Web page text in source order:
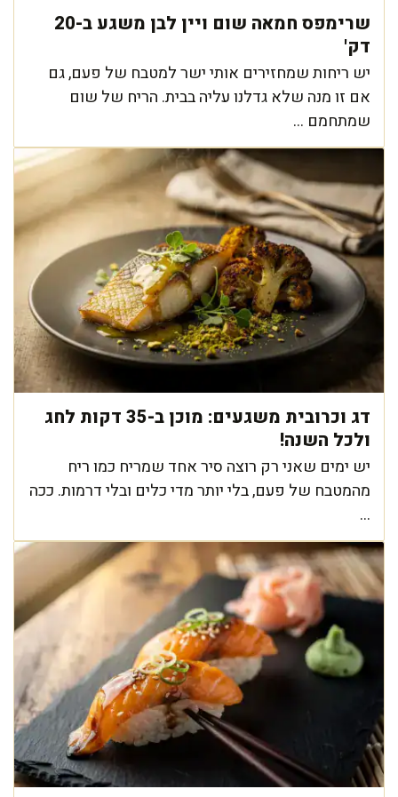
שרימפס חמאה שום ויין לבן משגע ב-20
דק'
יש ריחות שמחזירים אותי ישר למטבח של פעם, גם
אם זו מנה שלא גדלנו עליה בבית. הריח של שום
שמתחמם ...
דג וכרובית משגעים: מוכן ב-35 דקות לחג
ולכל השנה!
יש ימים שאני רק רוצה סיר אחד שמריח כמו ריח
מהמטבח של פעם, בלי יותר מדי כלים ובלי דרמות. ככה
...